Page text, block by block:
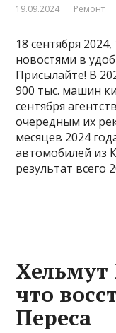
19.09.2024 Ремонт
18 сентября
новостями в
Присылайте! В
900 тыс. машин
сентября
очередным их
месяцев 2024
автомобилей из
результат всего
что
Переса